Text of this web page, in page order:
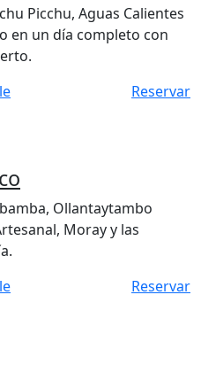
Picchu, Aguas Calientes
en un día completo con
Reservar
Ollantaytambo
Moray y las
Reservar